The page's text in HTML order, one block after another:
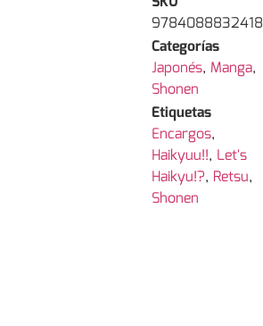
9784088832418
Categorías
Japonés, Manga,
Shonen
Etiquetas
Encargos,
Haikyuu!!, Let's
Haikyu!?, Retsu,
Shonen